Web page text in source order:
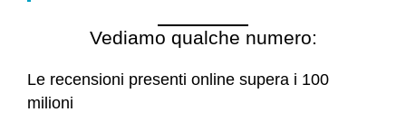
Vediamo qualche numero:
Le recensioni presenti online supera i 100
milioni